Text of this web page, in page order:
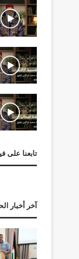
تابعنا على
آخر أخبار